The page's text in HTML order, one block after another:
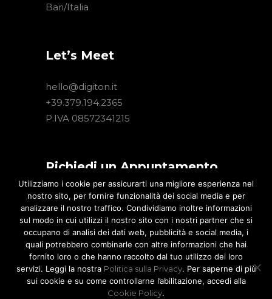
Bari/Italia
Let’s Meet
hello@digiton.it
+39.379.194.2365
P.IVA 08572341215
Richiedi un Appuntamento
Hai un progetto Digital interessante?
Lascia un tuo recapito. Un nostro
consulente ti contatterà per illustrarti
le nostre migliori soluzioni.
Contattaci
Utilizziamo i cookie per assicurarti una migliore esperienza nel
nostro sito, per fornire funzionalità dei social media e per
analizzare il nostro traffico. Condividiamo inoltre informazioni
sul modo in cui utilizzi il nostro sito con i nostri partner che si
occupano di analisi dei dati web, pubblicità e social media, i
quali potrebbero combinarle con altre informazioni che hai
fornito loro o che hanno raccolto dal tuo utilizzo dei loro
servizi. Leggi la nostra Politica sulla Privacy. Per saperne di più
sui cookie e su come controllarne l’abilitazione, accedi alla
Cookie Policy.